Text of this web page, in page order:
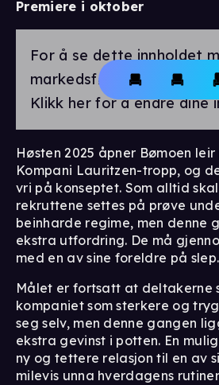
Premiere i oktober
For å se dette innholdet
markedsførings-cookies
Klikk her for å endre dine
Høsten 2025 åpner Bømoen
Kompani Lauritzen-tropp, og
vri på konseptet. Som alltid
rekruttene settes på prøve
beinharde regime, men denne
ekstra utfordring. De må
med en av sine foreldre på slep.
Målet er fortsatt at deltakerne
kompaniet som sterkere og
seg selv, men denne gangen
ekstra gevinst i potten. En
ny og tettere relasjon til en av
milevis unna hverdagens